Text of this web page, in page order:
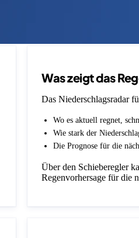
Was zeigt das
Das Niederschlagsradar
Wo es aktuell regnet,
Wie stark der
Die Prognose für die
Über den Schieberegler
Regenvorhersage für die